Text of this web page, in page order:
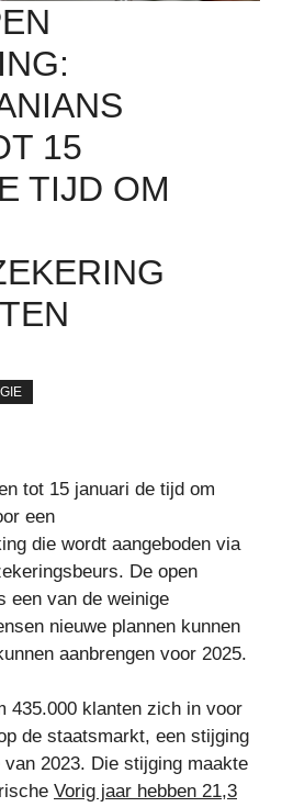
15
TIJD OM
tot 15 januari de tijd om
een
die wordt aangeboden via
De open
een van de weinige
nieuwe plannen kunnen
aanbrengen voor 2025.
435.000 klanten zich in voor
de staatsmarkt, een stijging
2023. Die stijging maakte
Vorig jaar hebben 21,3